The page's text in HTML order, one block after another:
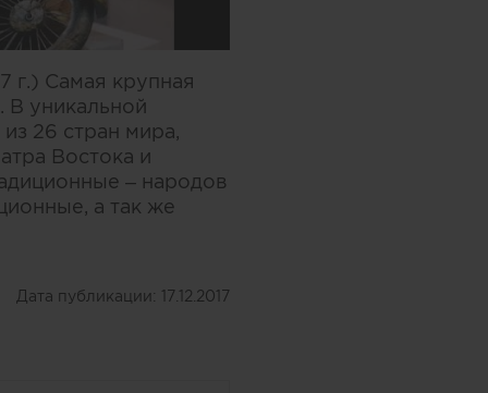
г.) Самая крупная
В уникальной
26 стран мира,
Востока и
– народов
а так же
Дата публикации: 17.12.2017